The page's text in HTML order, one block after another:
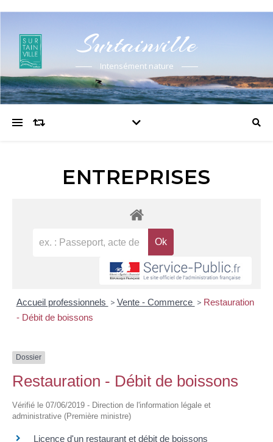
Surtainville
Intensément nature
ENTREPRISES
Accueil professionnels > Vente - Commerce > Restauration
- Débit de boissons
Dossier
Restauration - Débit de boissons
Vérifié le 07/06/2019 - Direction de l'information légale et
administrative (Première ministre)
Licence d'un restaurant et débit de boissons